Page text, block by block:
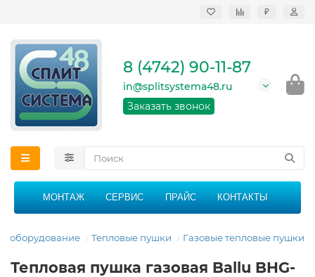
₽
кондиционеров в
области
График работы: 9:00 -
21:00 без перерыва и
8 (4742) 90-11-87
in@splitsystema48.ru
Заказать звонок
МОНТАЖ СЕРВИС ПРАЙС КОНТАКТЫ
оборудование Тепловые пушки Газовые тепловые пушки
Тепловая пушка газовая Ballu BHG-